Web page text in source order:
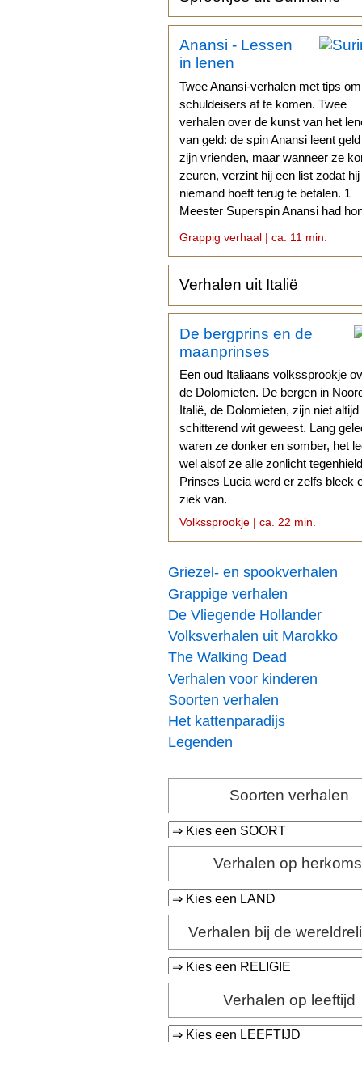
Anansi - Lessen
in lenen
Twee Anansi-verhalen met tips
schuldeisers af te komen. Twee
verhalen over de kunst van het
van geld: de spin Anansi leent
zijn vrienden, maar wanneer ze
zeuren, verzint hij een list zodat hij
niemand hoeft terug te betalen. 1
Meester Superspin Anansi had
Grappig verhaal | ca. 11 min.
Verhalen uit Italië
De bergprins en de
maanprinses
Een oud Italiaans volkssprookje
de Dolomieten. De bergen in
Italië, de Dolomieten, zijn niet altijd
schitterend wit geweest. Lang
waren ze donker en somber, het
wel alsof ze alle zonlicht
Prinses Lucia werd er zelfs bleek
ziek van.
Volkssprookje | ca. 22 min.
Griezel- en spookverhalen
Grappige verhalen
De Vliegende Hollander
Volksverhalen uit Marokko
The Walking Dead
Verhalen voor kinderen
Soorten verhalen
Het kattenparadijs
Legenden
Soorten verhalen
Verhalen op
Verhalen bij de
Verhalen op leeftijd